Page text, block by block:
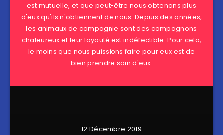
est mutuelle, et que peut-être nous obtenons plus
d'eux qu'ils n'obtiennent de nous. Depuis des années,
les animaux de compagnie sont des compagnons
chaleureux et leur loyauté est indéfectible. Pour cela,
le moins que nous puissions faire pour eux est de
bien prendre soin d'eux.
12 Décembre 2019